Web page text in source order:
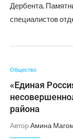
Дербента.
специалистов
Общество
«Единая
района
Автор Амина